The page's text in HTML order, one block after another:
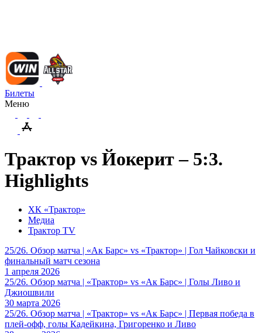
Билеты
Меню
Трактор vs Йокерит – 5:3.
Highlights
ХК «Трактор»
Медиа
Трактор TV
25/26. Обзор матча | «Ак Барс» vs «Трактор» | Гол Чайковски и
финальный матч сезона
1 апреля 2026
25/26. Обзор матча | «Трактор» vs «Ак Барс» | Голы Ливо и
Джиошвили
30 марта 2026
25/26. Обзор матча | «Трактор» vs «Ак Барс» | Первая победа в
плей-офф, голы Кадейкина, Григоренко и Ливо